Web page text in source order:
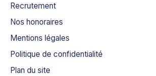
Recrutement
Nos honoraires
Mentions légales
Politique de confidentialité
Plan du site